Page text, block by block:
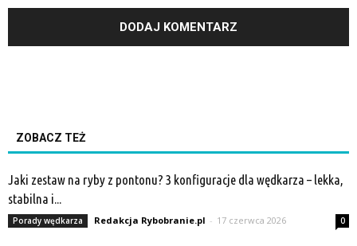
ZOBACZ TEŻ
Jaki zestaw na ryby z pontonu? 3 konfiguracje dla wędkarza – lekka,
stabilna i...
Porady wędkarza Redakcja Rybobranie.pl - 17 czerwca 2026 0